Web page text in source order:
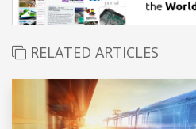
RELATED ARTICLES